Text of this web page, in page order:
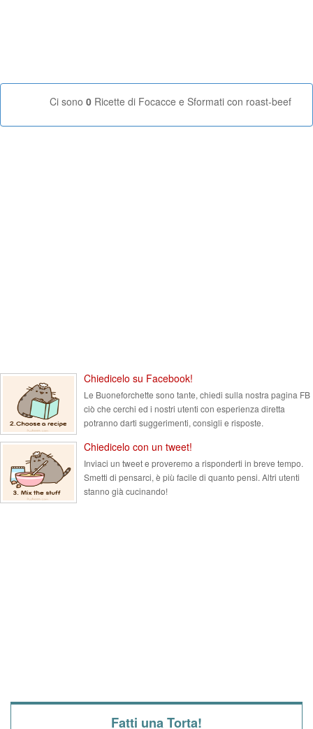
Ci sono 0 Ricette di Focacce e Sformati con roast-beef
Chiedicelo su Facebook!
Le Buoneforchette sono tante, chiedi sulla nostra pagina FB
ciò che cerchi ed i nostri utenti con esperienza diretta
potranno darti suggerimenti, consigli e risposte.
Chiedicelo con un tweet!
Inviaci un tweet e proveremo a risponderti in breve tempo.
Smetti di pensarci, è più facile di quanto pensi. Altri utenti
stanno già cucinando!
Fatti una Torta!